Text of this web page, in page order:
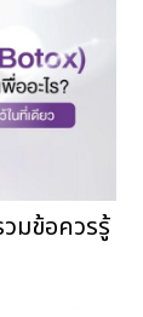
วมข้อควรรู้